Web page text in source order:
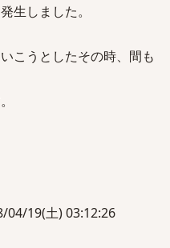
生しました。
こうとしたその時、間も
04/19(土) 03:12:26